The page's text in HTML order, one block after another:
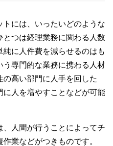
には、いったいどのような
つは経理業務に関わる人数
に人件費を減らせるのはも
専門的な業務に携わる人材
高い部門に人手を回した
に人を増やすことなどが可能
人間が行うことによってチ
業などがつきものです。